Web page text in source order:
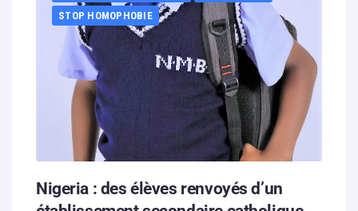
Hébergement solidaire
STOP HOMOPHOBIE
Nigeria : des élèves renvoyés d’un